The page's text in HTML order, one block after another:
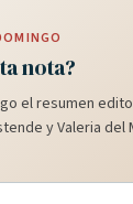
nota?
el resumen
y Valeria del